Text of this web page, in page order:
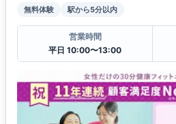
無料体験 駅から5分以内
営業時間
平日 10:00〜13:00